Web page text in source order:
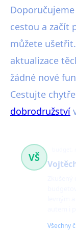
cestou a začít
můžete
aktualizace
žádné nové
Cestujte
dobrodružství
VŠ
Všechny